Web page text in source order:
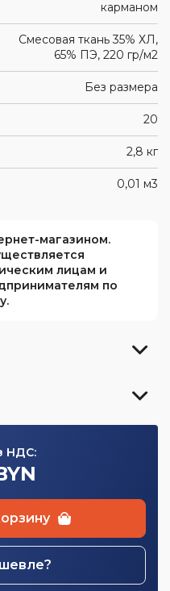
карманом
Смесовая ткань 35% ХЛ,
65% ПЭ, 220 гр/м2
Без размера
20
2,8 кг
0,01 м3
магазином.
лицам и
по
НДС: